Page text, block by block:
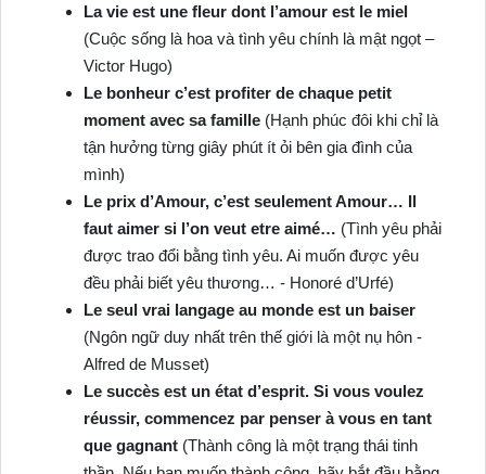
La vie est une fleur dont l’amour est le miel
(Cuộc sống là hoa và tình yêu chính là mật ngọt –
Victor Hugo)
Le bonheur c’est profiter de chaque petit
moment avec sa famille (Hạnh phúc đôi khi chỉ là
tận hưởng từng giây phút ít ỏi bên gia đình của
mình)
Le prix d’Amour, c’est seulement Amour… Il
faut aimer si l’on veut etre aimé… (Tình yêu phải
được trao đổi bằng tình yêu. Ai muốn được yêu
đều phải biết yêu thương… ‐ Honoré d’Urfé)
Le seul vrai langage au monde est un baiser
(Ngôn ngữ duy nhất trên thế giới là một nụ hôn ‐
Alfred de Musset)
Le succès est un état d’esprit. Si vous voulez
réussir, commencez par penser à vous en tant
que gagnant(Thành công là một trạng thái tinh